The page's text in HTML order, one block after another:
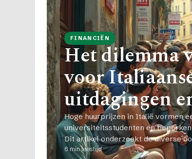
FINANCIËN
Het dilemma
voor
uitdagingen
Hoge huurprijzen in Italië vormen
universiteitsstudenten en
Dit artikel onderzoekt de diverse
6 min leestijd